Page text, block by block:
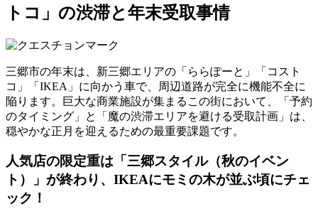
トコ」の渋滞と年末受取事情
三郷市の年末は、新三郷エリアの「ららぽーと」「コスト
コ」「IKEA」に向かう車で、周辺道路が完全に機能不全に
陥ります。巨大な商業施設が集まるこの街において、
「予約
のタイミング」と「魔の渋滞エリアを避ける受取計画」 は、
穏やかな正月を迎えるための最重要課題です。
人気店の限定重は「三郷スタイル（秋のイベン
ト）」が終わり、IKEAにモミの木が並ぶ頃にチェ
ック！